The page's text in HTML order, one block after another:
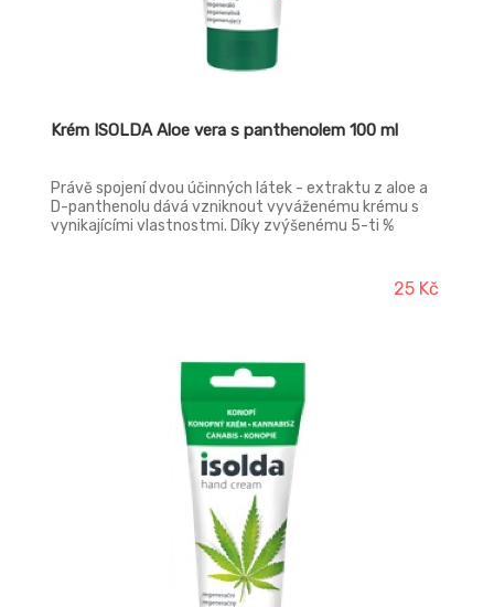
Krém ISOLDA Aloe vera s panthenolem 100 ml
Právě spojení dvou účinných látek - extraktu z aloe a
D-panthenolu dává vzniknout vyváženému krému s
vynikajícími vlastnostmi. Díky zvýšenému 5-ti %
pomáhá ji zklidnit, má krém výborné regenerační a
ochranné vlastnosti, dobře se vstřebává a zanechává
25 Kč